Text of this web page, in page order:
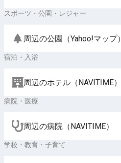
スポーツ・公園・レジャー
周辺の公園（Yahoo!マップ）
宿泊・入浴
周辺のホテル（NAVITIME）
病院・医療
周辺の病院（NAVITIME）
学校・教育・子育て